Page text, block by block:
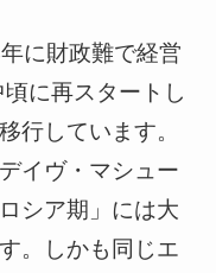
に財政難で経営
に再スタートし
行しています。
イヴ・マシュー
シア期」には大
。しかも同じエ